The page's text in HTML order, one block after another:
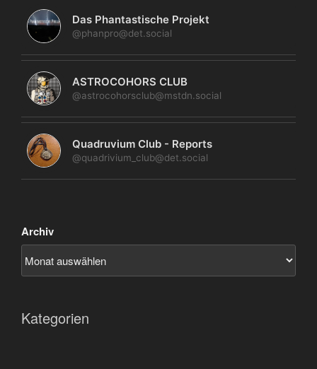
Das Phantastische Projekt
@phanpro@det.social
ASTROCOHORS CLUB
@astrocohorsclub@mstdn.social
Quadruvium Club - Reports
@quadrivium_club@det.social
Archiv
Kategorien